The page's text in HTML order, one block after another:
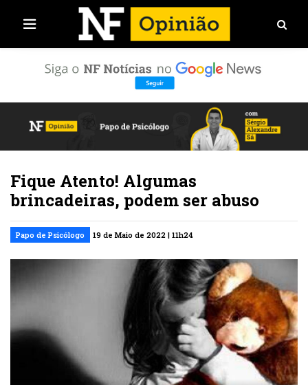
Fique Atento! Algumas
brincadeiras, podem ser abuso
Papo de Psicólogo 19 de Maio de 2022 | 11h24